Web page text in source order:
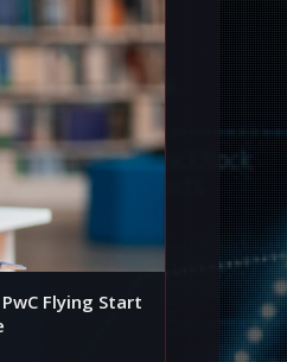
Flying Start